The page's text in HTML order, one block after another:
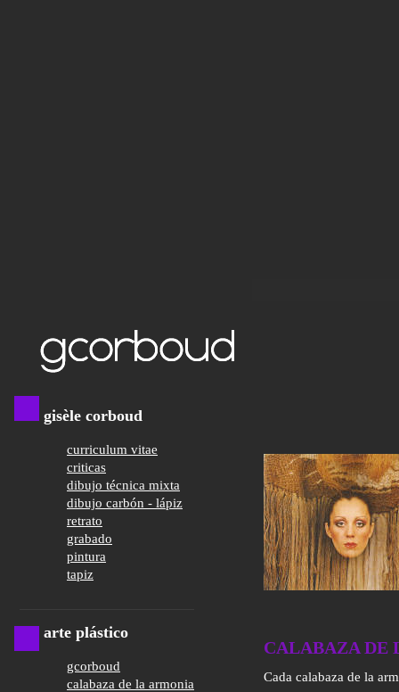
gisèle corboud
curriculum vitae
criticas
dibujo técnica mixta
dibujo carbón - lápiz
retrato
grabado
pintura
tapiz
arte plástico
gcorboud
calabaza de la armonia
CALABAZA DE
Cada calabaza de la